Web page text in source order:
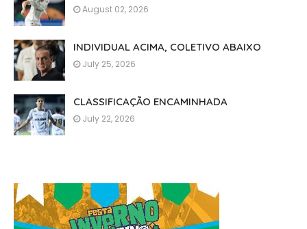
August 02, 2026
INDIVIDUAL ACIMA, COLETIVO ABAIXO
July 25, 2026
CLASSIFICAÇÃO ENCAMINHADA
July 22, 2026